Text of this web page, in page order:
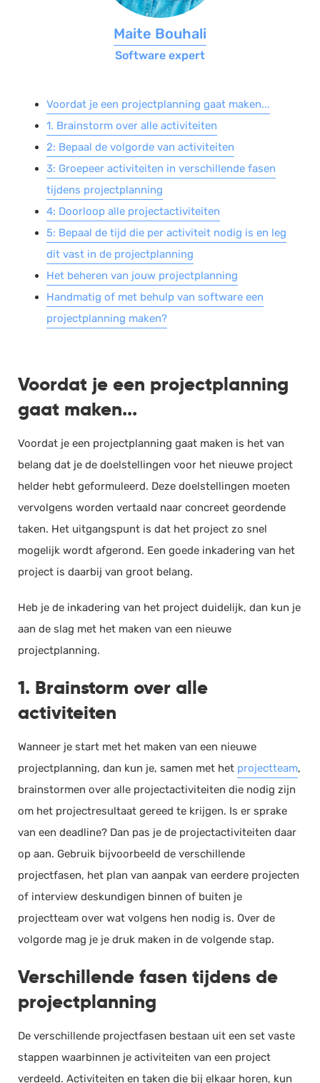
Maite Bouhali
Software expert
Voordat je een projectplanning gaat maken...
1. Brainstorm over alle activiteiten
2: Bepaal de volgorde van activiteiten
3: Groepeer activiteiten in verschillende fasen
tijdens projectplanning
4: Doorloop alle projectactiviteiten
5: Bepaal de tijd die per activiteit nodig is en leg
dit vast in de projectplanning
Het beheren van jouw projectplanning
Handmatig of met behulp van software een
projectplanning maken?
Voordat je een projectplanning
gaat maken...
Voordat je een projectplanning gaat maken is het van
belang dat je de doelstellingen voor het nieuwe project
helder hebt geformuleerd. Deze doelstellingen moeten
vervolgens worden vertaald naar concreet geordende
taken. Het uitgangspunt is dat het project zo snel
mogelijk wordt afgerond. Een goede inkadering van het
project is daarbij van groot belang.
Heb je de inkadering van het project duidelijk, dan kun je
aan de slag met het maken van een nieuwe
projectplanning.
1. Brainstorm over alle
activiteiten
Wanneer je start met het maken van een nieuwe
projectplanning, dan kun je, samen met het projectteam,
brainstormen over alle projectactiviteiten die nodig zijn
om het projectresultaat gereed te krijgen. Is er sprake
van een deadline? Dan pas je de projectactiviteiten daar
op aan. Gebruik bijvoorbeeld de verschillende
projectfasen, het plan van aanpak van eerdere projecten
of interview deskundigen binnen of buiten je
projectteam over wat volgens hen nodig is. Over de
volgorde mag je je druk maken in de volgende stap.
Verschillende fasen tijdens de
projectplanning
De verschillende projectfasen bestaan uit een set vaste
stappen waarbinnen je activiteiten van een project
verdeeld. Activiteiten en taken die bij elkaar horen, kun